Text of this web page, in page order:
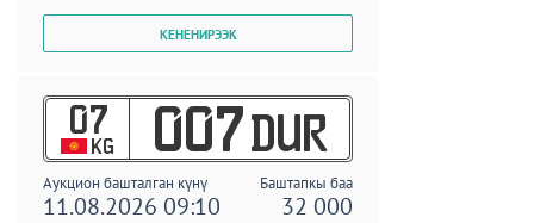
07
KG 007 DUR
Аукцион башталган күнү Баштапкы баа
11.08.2026 09:10 32 000